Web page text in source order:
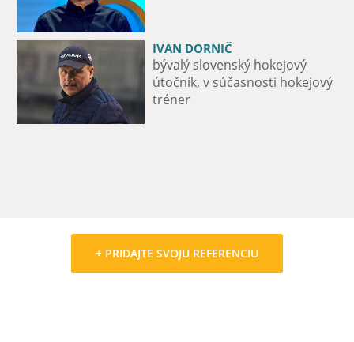
IVAN DORNIČ
bývalý slovenský hokejový
útočník, v súčasnosti hokejový
tréner
MAXIME FORTIER
útočník hokejového tímu iClinic
Bratislava Capitals
+ PRIDAJTE SVOJU REFERENCIU